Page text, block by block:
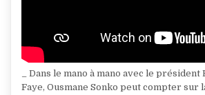
_ Dans le mano à mano avec le
Faye, Ousmane Sonko peut compter sur